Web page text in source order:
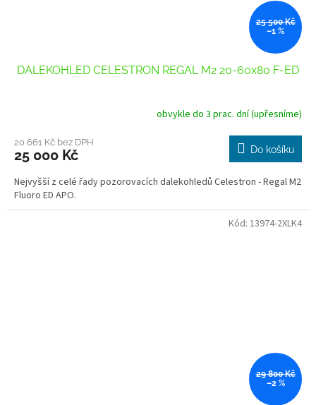
25 500 Kč
–1 %
DALEKOHLED CELESTRON REGAL M2 20-60x80 F-ED
obvykle do 3 prac. dní (upřesníme)
20 661 Kč bez DPH
25 000 Kč Do košíku
Nejvyšší z celé řady pozorovacích dalekohledů Celestron - Regal M2
Fluoro ED APO.
29 800 Kč
–2 %
Kód: 13974-2XLK4